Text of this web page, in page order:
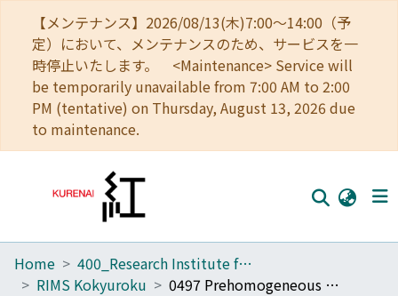
【メンテナンス】2026/08/13(木)7:00～14:00（予
定）において、メンテナンスのため、サービスを一
時停止いたします。 <Maintenance> Service will
be temporarily unavailable from 7:00 AM to 2:00
PM (tentative) on Thursday, August 13, 2026 due
to maintenance.
Home
Home
400_Research Institute for Mathematical Sciences
RIMS Kokyuroku
0497 Prehomogeneous Vector Space and Related Topics(Memoir for Mr.Takurou Shintani)